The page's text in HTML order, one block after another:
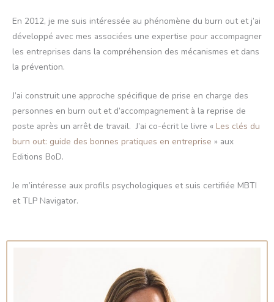
En 2012, je me suis intéressée au phénomène du burn out et j’ai
développé avec mes associées une expertise pour accompagner
les entreprises dans la compréhension des mécanismes et dans
la prévention.
J’ai construit une approche spécifique de prise en charge des
personnes en burn out et d’accompagnement à la reprise de
poste après un arrêt de travail. J’ai co-écrit le livre « Les clés du
burn out: guide des bonnes pratiques en entreprise » aux
Editions BoD.
Je m’intéresse aux profils psychologiques et suis certifiée MBTI
et TLP Navigator.